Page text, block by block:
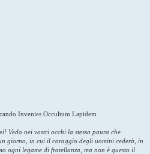
Invenies Occultum Lapidem
Vedo nei vostri occhi la stessa paura che
giorno, in cui il coraggio degli uomini cederà, in
ogni legame di fratellanza, ma non è questo il